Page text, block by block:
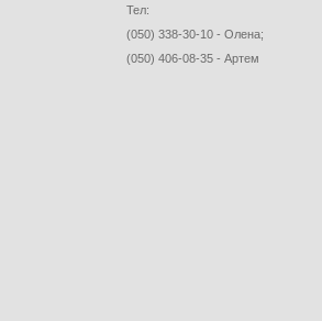
Тел:
(050) 338-30-10 - Олена;
(050) 406-08-35 - Артем